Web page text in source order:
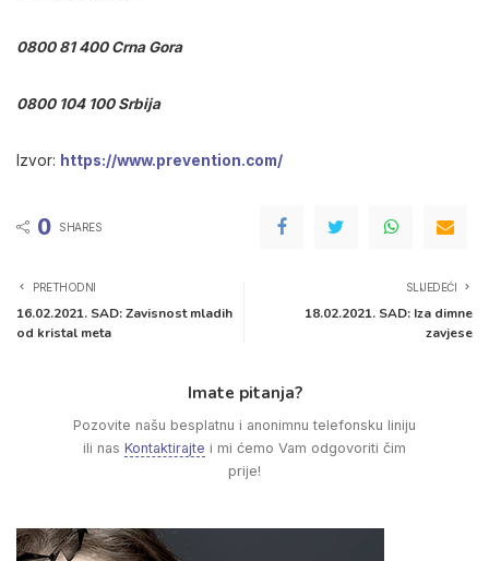
0800 81 400 Crna Gora
0800 104 100 Srbija
Izvor: https://www.prevention.com/
0 SHARES
PRETHODNI
16.02.2021. SAD: Zavisnost mladih
od kristal meta
SLIJEDEĆI
18.02.2021. SAD: Iza dimne
zavjese
Imate pitanja?
Pozovite našu besplatnu i anonimnu telefonsku liniju
ili nas Kontaktirajte i mi ćemo Vam odgovoriti čim
prije!